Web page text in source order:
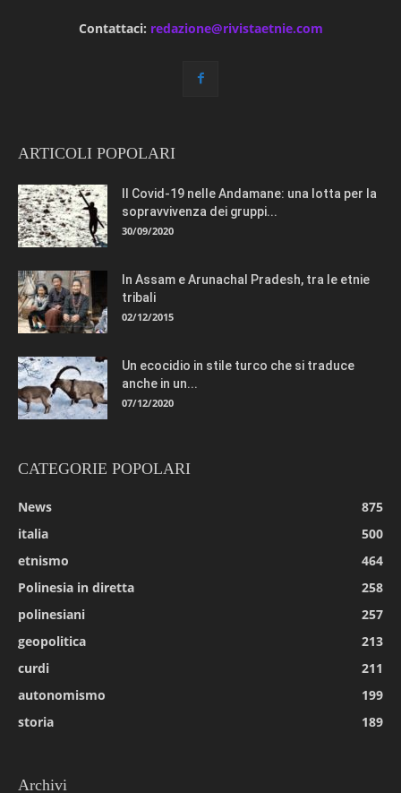
Contattaci: redazione@rivistaetnie.com
ARTICOLI POPOLARI
Il Covid-19 nelle Andamane: una lotta per la
sopravvivenza dei gruppi...
30/09/2020
In Assam e Arunachal Pradesh, tra le etnie
tribali
02/12/2015
Un ecocidio in stile turco che si traduce
anche in un...
07/12/2020
CATEGORIE POPOLARI
News
875
italia
500
etnismo
464
Polinesia in diretta
258
polinesiani
257
geopolitica
213
curdi
211
autonomismo
199
storia
189
Archivi